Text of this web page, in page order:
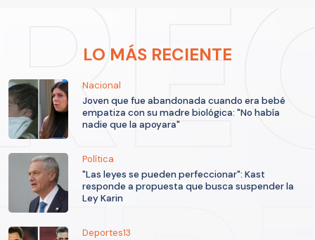
LO MÁS RECIENTE
Nacional
Joven que fue abandonada cuando era bebé
empatiza con su madre biológica: "No había
nadie que la apoyara"
Política
"Las leyes se pueden perfeccionar": Kast
responde a propuesta que busca suspender la
Ley Karin
Deportes13